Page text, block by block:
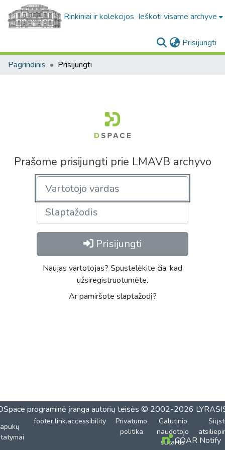
Rinkiniai ir kolekcijos Ieškoti visame archyve
Prisijungti
Pagrindinis Prisijungti
Prašome prisijungti prie LMAVB archyvo
Prisijungti
Naujas vartotojas? Spustelėkite čia, kad
užsiregistruotumėte.
Ar pamiršote slaptažodį?
programinė įranga autorių teisės © 2002-2026
footer.link.accessibility
Privatumo
politika
Galutinio
naudotojo
sutartisCOAR Notify